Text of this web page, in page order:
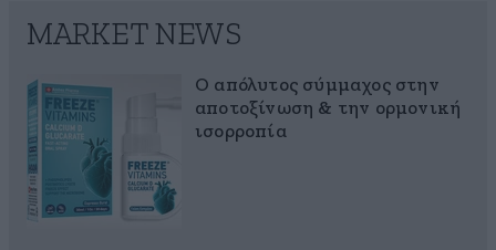
MARKET NEWS
Ο απόλυτος σύμμαχος στην
αποτοξίνωση & την ορμονική
ισορροπία